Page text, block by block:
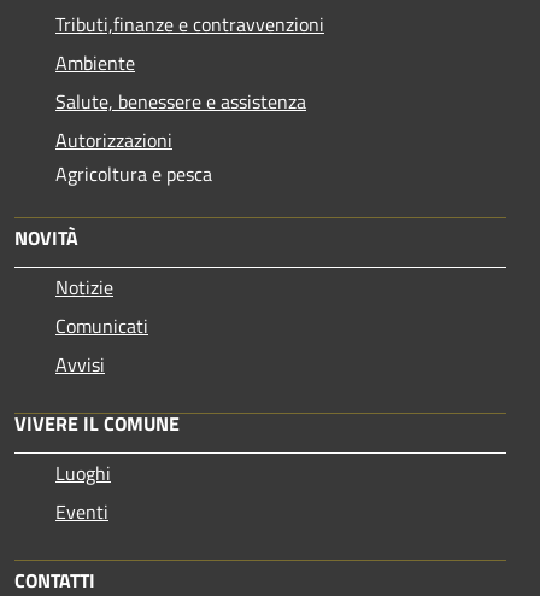
Tributi,finanze e contravvenzioni
Ambiente
Salute, benessere e assistenza
Autorizzazioni
Agricoltura e pesca
NOVITÀ
Notizie
Comunicati
Avvisi
VIVERE IL COMUNE
Luoghi
Eventi
CONTATTI